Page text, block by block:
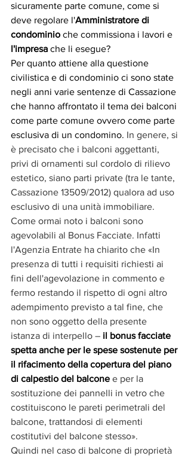
sicuramente parte comune, come si
deve regolare l'Amministratore di
condominio che commissiona i lavori e
l'impresa che li esegue?
Per quanto attiene alla questione
civilistica e di condominio ci sono state
negli anni varie sentenze di Cassazione
che hanno affrontato il tema dei balconi
come parte comune ovvero come parte
esclusiva di un condomino. In genere, si
è precisato che i balconi aggettanti,
privi di ornamenti sul cordolo di rilievo
estetico, siano parti private (tra le tante,
Cassazione 13509/2012) qualora ad uso
esclusivo di una unità immobiliare.
Come ormai noto i balconi sono
agevolabili al Bonus Facciate. Infatti
l'Agenzia Entrate ha chiarito che «In
presenza di tutti i requisiti richiesti ai
fini dell'agevolazione in commento e
fermo restando il rispetto di ogni altro
adempimento previsto a tal fine, che
non sono oggetto della presente
istanza di interpello – il bonus facciate
spetta anche per le spese sostenute per
il rifacimento della copertura del piano
di calpestio del balcone e per la
sostituzione dei pannelli in vetro che
costituiscono le pareti perimetrali del
balcone, trattandosi di elementi
costitutivi del balcone stesso».
Quindi nel caso di balcone di proprietà